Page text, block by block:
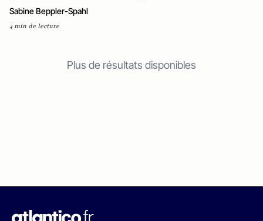
Sabine Beppler-Spahl
4 min de lecture
Plus de résultats disponibles